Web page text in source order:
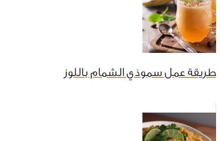
طريقة عمل سموذي الشمام باللوز